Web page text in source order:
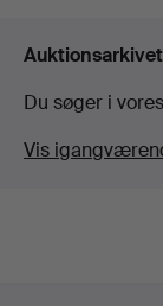
Auktionsarkivet
Du søger i
Vis